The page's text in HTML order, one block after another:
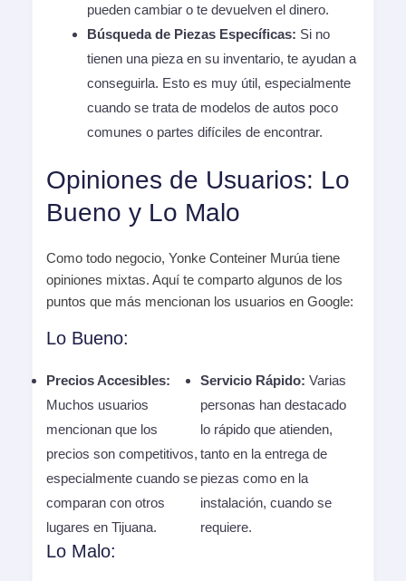
pueden cambiar o te devuelven el dinero.
Búsqueda de Piezas Específicas: Si no
tienen una pieza en su inventario, te ayudan a
conseguirla. Esto es muy útil, especialmente
cuando se trata de modelos de autos poco
comunes o partes difíciles de encontrar.
Opiniones de Usuarios: Lo
Bueno y Lo Malo
Como todo negocio, Yonke Conteiner Murúa tiene
opiniones mixtas. Aquí te comparto algunos de los
puntos que más mencionan los usuarios en Google:
Lo Bueno:
Precios Accesibles:
Muchos usuarios
mencionan que los
precios son competitivos,
especialmente cuando se
comparan con otros
lugares en Tijuana.
Servicio Rápido: Varias
personas han destacado
lo rápido que atienden,
tanto en la entrega de
piezas como en la
instalación, cuando se
requiere.
Lo Malo: